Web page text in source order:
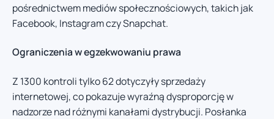
pośrednictwem mediów społecznościowych, takich jak
Facebook, Instagram czy Snapchat.
Ograniczenia w egzekwowaniu prawa
Z 1300 kontroli tylko 62 dotyczyły sprzedaży
internetowej, co pokazuje wyraźną dysproporcję w
nadzorze nad różnymi kanałami dystrybucji. Posłanka